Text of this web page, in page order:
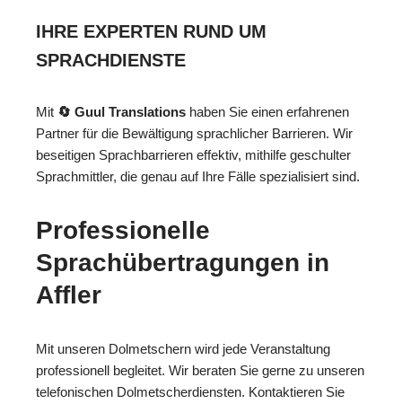
IHRE EXPERTEN RUND UM
SPRACHDIENSTE
Mit 🔄 Guul Translations haben Sie einen erfahrenen
Partner für die Bewältigung sprachlicher Barrieren. Wir
beseitigen Sprachbarrieren effektiv, mithilfe geschulter
Sprachmittler, die genau auf Ihre Fälle spezialisiert sind.
Professionelle
Sprachübertragungen in
Affler
Mit unseren Dolmetschern wird jede Veranstaltung
professionell begleitet. Wir beraten Sie gerne zu unseren
telefonischen Dolmetscherdiensten. Kontaktieren Sie